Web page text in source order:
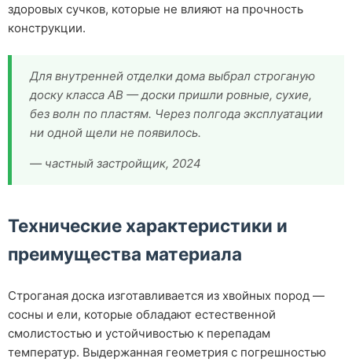
здоровых сучков, которые не влияют на прочность
конструкции.
Для внутренней отделки дома выбрал строганую
доску класса АВ — доски пришли ровные, сухие,
без волн по пластям. Через полгода эксплуатации
ни одной щели не появилось.
— частный застройщик, 2024
Технические характеристики и
преимущества материала
Строганая доска изготавливается из хвойных пород —
сосны и ели, которые обладают естественной
смолистостью и устойчивостью к перепадам
температур. Выдержанная геометрия с погрешностью